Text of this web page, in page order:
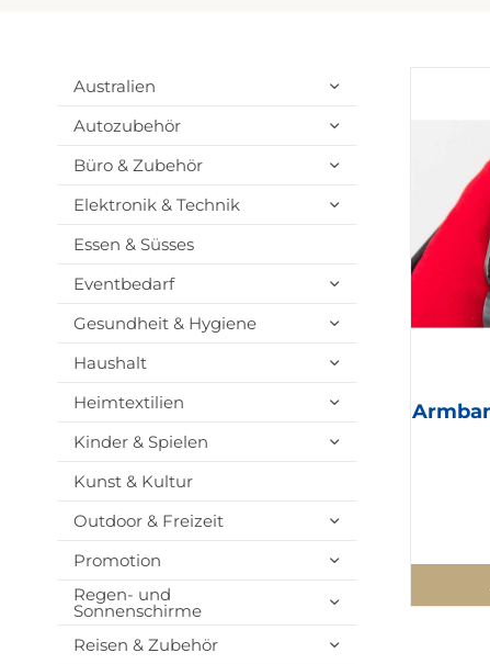
Australien
Autozubehör
Büro & Zubehör
Elektronik & Technik
Essen & Süsses
Eventbedarf
Gesundheit & Hygiene
Haushalt
Heimtextilien
Kinder & Spielen
Kunst & Kultur
Outdoor & Freizeit
Promotion
Regen- und
Sonnenschirme
Reisen & Zubehör